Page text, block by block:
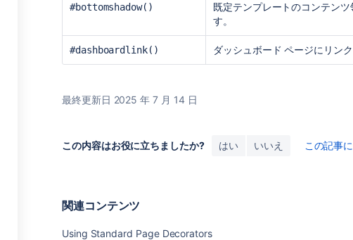
#bottomshadow()
既定テンプレートのコンテン
す。
#dashboardlink() ダッシュボード ページにリンク
最終更新日 2025 年 7 月 14 日
この内容はお役に立ちましたか? はい いいえ この記事
関連コンテンツ
Using Standard Page Decorators